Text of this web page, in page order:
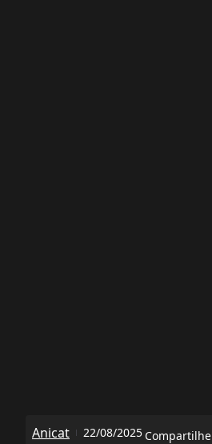
Anicat 22/08/2025 Compartilhe